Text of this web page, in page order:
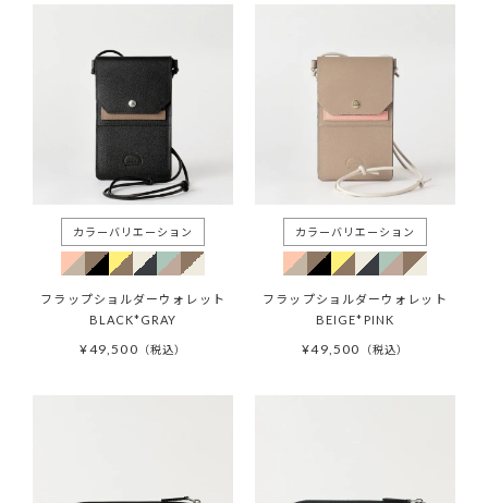
フラップショルダーウォレット
BLACK*GRAY
¥49,500 税込
フラップショルダーウォレット
BEIGE*PINK
¥49,500 税込